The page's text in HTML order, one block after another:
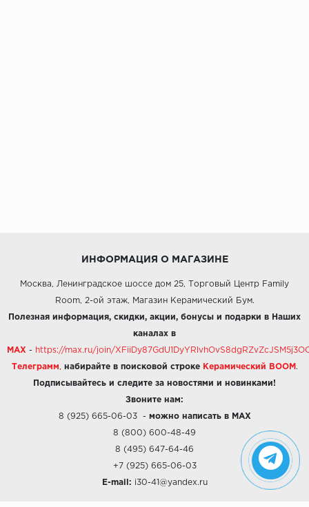
ИНФОРМАЦИЯ О МАГАЗИНЕ
Москва, Ленинградское шоссе дом 25, Торговый Центр Family
Room, 2-ой этаж, Магазин Керамический Бум.
Полезная информация, скидки, акции, бонусы и подарки в Наших
каналах в
MAX - https://max.ru/join/
Телеграмм набирайте в поисковой строке Керамический BOOM .
Подписывайтесь и следите за новостями и новинками!
Звоните нам:
8 (925) 665-06-03- можно написать в MAX
8 (800) 600-48-49
8 (495) 647-64-46
+7 (925) 665-06-03
E-mail: i30-41@yandex.ru